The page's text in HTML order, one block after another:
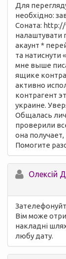
Для
необхідно:
Соната:
налаштувати
акаунт *
та натиснути
мне выше
ящике
активно
контрагент
украине.
Общалась
проверили
она
Помогите
Олексій
Вім може
накладні
любу дату.